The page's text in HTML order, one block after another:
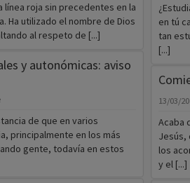
línea roja sin precedentes en la
Ha utilizado el nombre de Dios
al respeto de [...]
y autonómicas: aviso
de que en varios
principalmente en los más
gente, todavía en estos
en tú
tan
[...]
13/03/
Acaba
Jesús,
los
y el [...]